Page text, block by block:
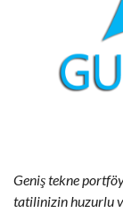
Geniş tekne
tatilinizin huzurlu